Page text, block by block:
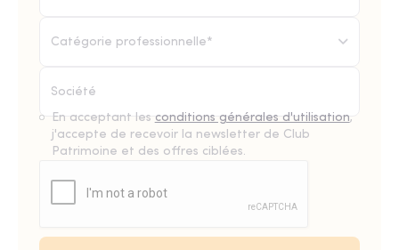
Catégorie professionnelle*
En acceptant les conditions générales d'utilisation,
j'accepte de recevoir la newsletter de Club
Patrimoine et des offres ciblées.